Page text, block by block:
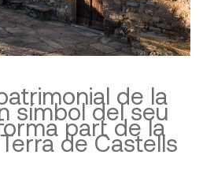
de la
símbol del seu
part de la
de Castells